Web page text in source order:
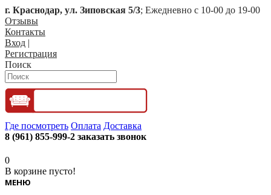
г. Краснодар, ул. Зиповская 5/3; Ежедневно с 10-00 до 19-00
Отзывы
Контакты
Вход |
Регистрация
Поиск
Где посмотреть Оплата Доставка
8 (961) 855-999-2 заказать звонок
0
В корзине пусто!
МЕНЮ